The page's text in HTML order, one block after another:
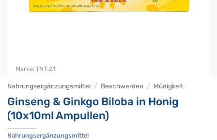
Nahrungsergänzungsmittel / Beschwerden / Müdigkeit
Ginseng & Ginkgo Biloba in Honig
(10x10ml Ampullen)
Nahrungsergänzungsmittel
Marke: TNT-21